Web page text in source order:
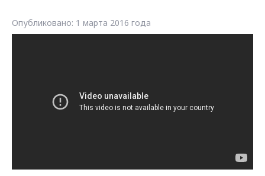
Опубликовано: 1 марта 2016 года